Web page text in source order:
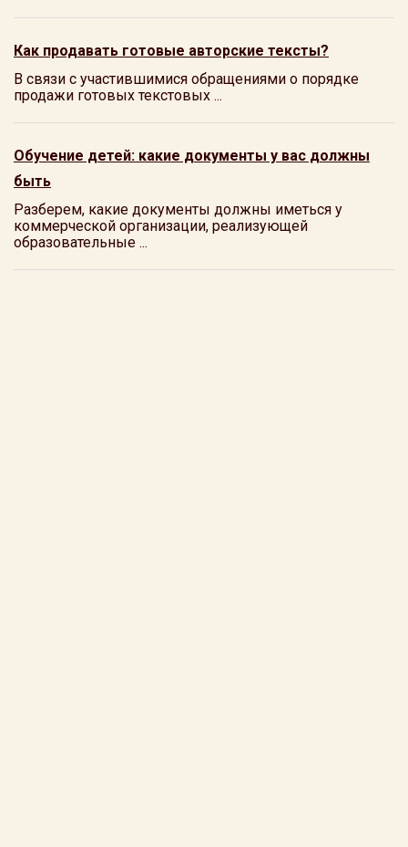
Как продавать готовые авторские тексты?
В связи с участившимися обращениями о порядке
продажи готовых текстовых ...
Обучение детей: какие документы у вас должны
быть
Разберем, какие документы должны иметься у
коммерческой организации, реализующей
образовательные ...